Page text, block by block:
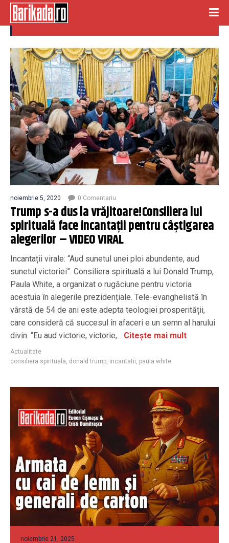
consiliera spirituala
noiembrie 5, 2020 0 Comentariu
Trump s-a dus la vrăjitoare!Consiliera lui
spirituală face incantații pentru câștigarea
alegerilor – VIDEO VIRAL
Incantații virale: “Aud sunetul unei ploi abundente, aud
sunetul victoriei”. Consiliera spirituală a lui Donald Trump,
Paula White, a organizat o rugăciune pentru victoria
acestuia în alegerile prezidențiale. Tele-evanghelistă în
vârstă de 54 de ani este adepta teologiei prosperității,
care consideră că succesul în afaceri e un semn al harului
divin. “Eu aud victorie, victorie,... Citește mai mult
Actualitate
consiliera spirituala, donald trump, incantatii, paula white
noiembrie 21, 2025